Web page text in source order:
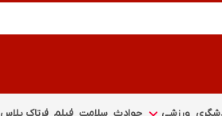
ورزشی حوادث سلامت فیلم فرتاک پلاس